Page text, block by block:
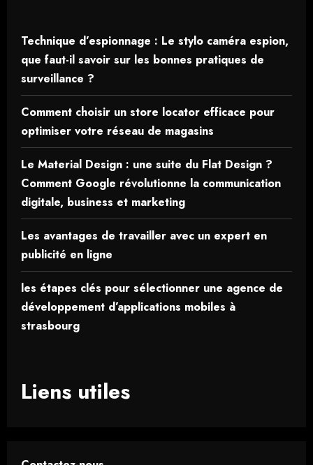
Technique d’espionnage : Le stylo caméra espion,
que faut-il savoir sur les bonnes pratiques de
surveillance ?
Comment choisir un store locator efficace pour
optimiser votre réseau de magasins
Le Material Design : une suite du Flat Design ?
Comment Google révolutionne la communication
digitale, business et marketing
Les avantages de travailler avec un expert en
publicité en ligne
les étapes clés pour sélectionner une agence de
développement d’applications mobiles à
strasbourg
Liens utiles